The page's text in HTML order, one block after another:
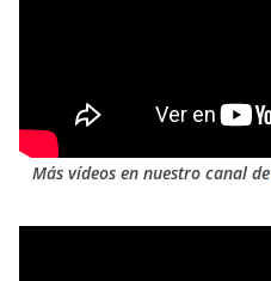
Más vídeos en nuestro canal de